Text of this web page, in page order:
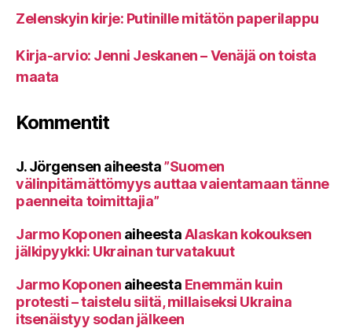
Zelenskyin kirje: Putinille mitätön paperilappu
Kirja-arvio: Jenni Jeskanen – Venäjä on toista
maata
Kommentit
J. Jörgensen aiheesta”Suomen
välinpitämättömyys auttaa vaientamaan tänne
paenneita toimittajia”
Jarmo Koponen aiheestaAlaskan kokouksen
jälkipyykki: Ukrainan turvatakuut
Jarmo Koponen aiheesta Enemmän kuin
protesti – taistelu siitä, millaiseksi Ukraina
itsenäistyy sodan jälkeen